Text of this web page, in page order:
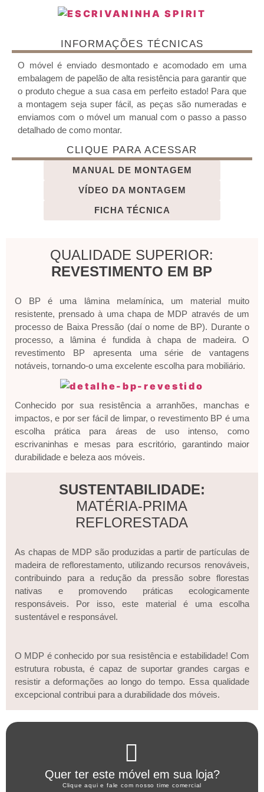
INFORMAÇÕES TÉCNICAS
O móvel é enviado desmontado e acomodado em uma
embalagem de papelão de alta resistência para garantir que
o produto chegue a sua casa em perfeito estado! Para que
a montagem seja super fácil, as peças são numeradas e
enviamos com o móvel um manual com o passo a passo
detalhado de como montar.
CLIQUE PARA ACESSAR
MANUAL DE MONTAGEM
VÍDEO DA MONTAGEM
FICHA TÉCNICA
QUALIDADE SUPERIOR:
REVESTIMENTO EM BP
O BP é uma lâmina melamínica, um material muito
resistente, prensado à uma chapa de MDP através de um
processo de Baixa Pressão (daí o nome de BP). Durante o
processo, a lâmina é fundida à chapa de madeira. O
revestimento BP apresenta uma série de vantagens
notáveis, tornando-o uma excelente escolha para mobiliário.
Conhecido por sua resistência a arranhões, manchas e
impactos, e por ser fácil de limpar, o revestimento BP é uma
escolha prática para áreas de uso intenso, como
escrivaninhas e mesas para escritório, garantindo maior
durabilidade e beleza aos móveis.
SUSTENTABILIDADE:
MATÉRIA-PRIMA
REFLORESTADA
As chapas de MDP são produzidas a partir de partículas de
madeira de reflorestamento, utilizando recursos renováveis,
contribuindo para a redução da pressão sobre florestas
nativas e promovendo práticas ecologicamente
responsáveis. Por isso, este material é uma escolha
sustentável e responsável.
O MDP é conhecido por sua resistência e estabilidade! Com
estrutura robusta, é capaz de suportar grandes cargas e
resistir a deformações ao longo do tempo. Essa qualidade
excepcional contribui para a durabilidade dos móveis.
Quer ter este móvel em sua loja?
Clique aqui e fale com nosso time comercial
WHATSAPP ARTANY